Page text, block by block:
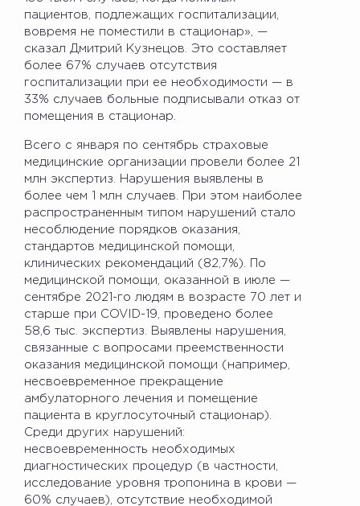
пациентов, подлежащих госпитализации,
вовремя не поместили в стационар», —
сказал Дмитрий Кузнецов. Это составляет
более 67% случаев отсутствия
госпитализации при ее необходимости — в
33% случаев больные подписывали отказ от
помещения в стационар.
Всего с января по сентябрь страховые
медицинские организации провели более 21
млн экспертиз. Нарушения выявлены в
более чем 1 млн случаев. При этом наиболее
распространенным типом нарушений стало
несоблюдение порядков оказания,
стандартов медицинской помощи,
клинических рекомендаций (82,7%). По
медицинской помощи, оказанной в июле —
сентябре 2021-го людям в возрасте 70 лет и
старше при COVID-19, проведено более
58,6 тыс. экспертиз. Выявлены нарушения,
связанные с вопросами преемственности
оказания медицинской помощи (например,
несвоевременное прекращение
амбулаторного лечения и помещение
пациента в круглосуточный стационар).
Среди других нарушений:
несвоевременность необходимых
диагностических процедур (в частности,
исследование уровня тропонина в крови —
60% случаев), отсутствие необходимой